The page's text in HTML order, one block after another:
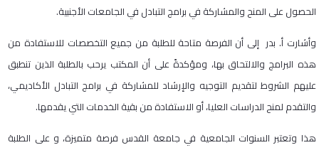
الحصول على المنح والمشاركة في برامج التبادل في الجامعات الأجنبية.
وأشارت أ. بدر إلى أن الفرصة متاحة للطلبة من جميع التخصصات للاستفادة من
هذه البرامج والالتحاق بها، ومؤكدةً على أن المكتب يرحب بالطلبة الذين تنطبق
عليهم الشروط لتقديم التوجيه والإرشاد للمشاركة في برامج التبادل الأكاديمي،
والتقدم لمنح الدراسات العليا، أو الاستفادة من بقية الخدمات التي يقدمها.
هذا وتعتبر السنوات الجامعية في جامعة القدس فرصة متميزة، و على الطلبة